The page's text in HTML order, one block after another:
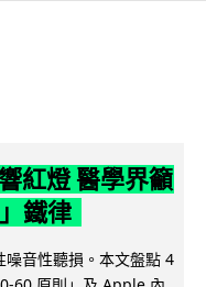
紅燈 醫學界籲
鐵律
音性聽損。本文盤點 4